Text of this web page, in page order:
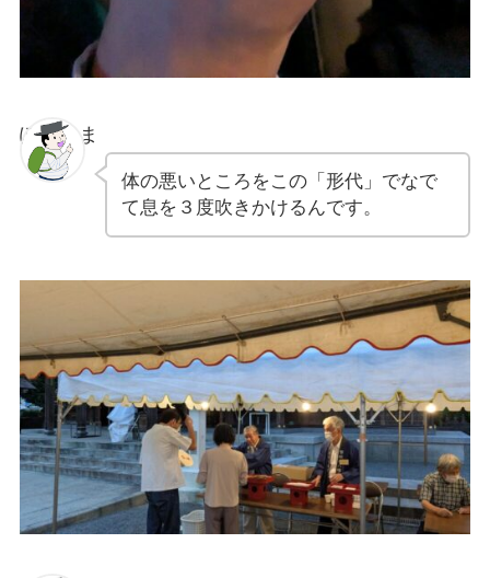
ぽちゃま
体の悪いところをこの「形代」でなで
て息を３度吹きかけるんです。